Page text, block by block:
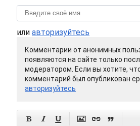
или авторизуйтесь
Комментарии от анонимных
появляются на сайте только
модератором. Если вы хотите,
комментарий был опубликован
авторизуйтесь
     